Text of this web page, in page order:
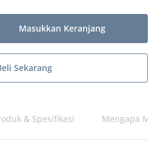
Masukkan Keranjang
Sekarang
& Spesifikasi Mengapa